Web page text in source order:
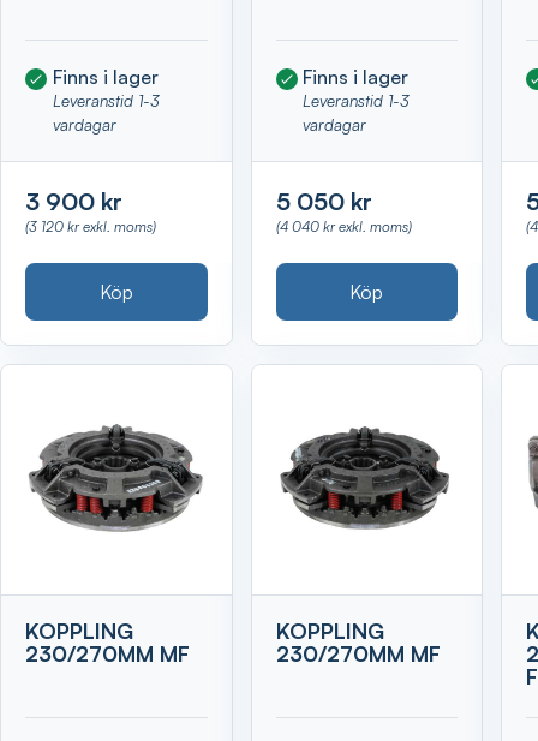
Finns i lager
Leveranstid 1-3
vardagar
3 900 kr
(3 120 kr exkl. moms)
Köp
Finns i lager
Leveranstid 1-3
vardagar
5 050 kr
(4 040 kr exkl. moms)
Köp
KOPPLING
230/270MM MF
KOPPLING
230/270MM MF